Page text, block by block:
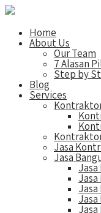
Home
About Us
Our Team
7 Alasan
Step by
Blog
Services
Jasa
Jasa
Jasa